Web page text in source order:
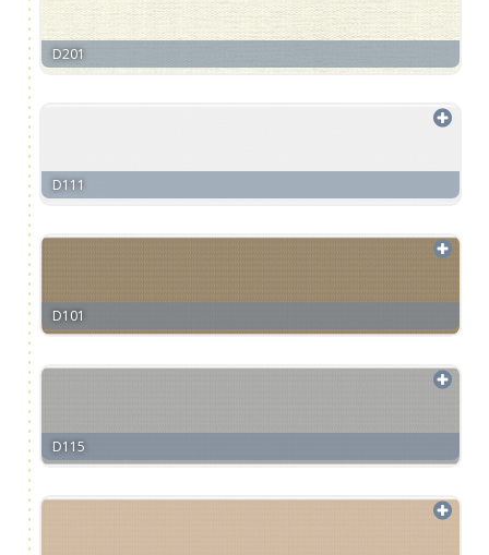
D201
D111
D101
D115